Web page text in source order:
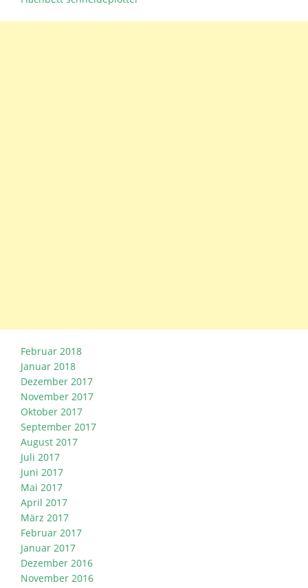
Februar 2018
Januar 2018
Dezember 2017
November 2017
Oktober 2017
September 2017
August 2017
Juli 2017
Juni 2017
Mai 2017
April 2017
März 2017
Februar 2017
Januar 2017
Dezember 2016
November 2016